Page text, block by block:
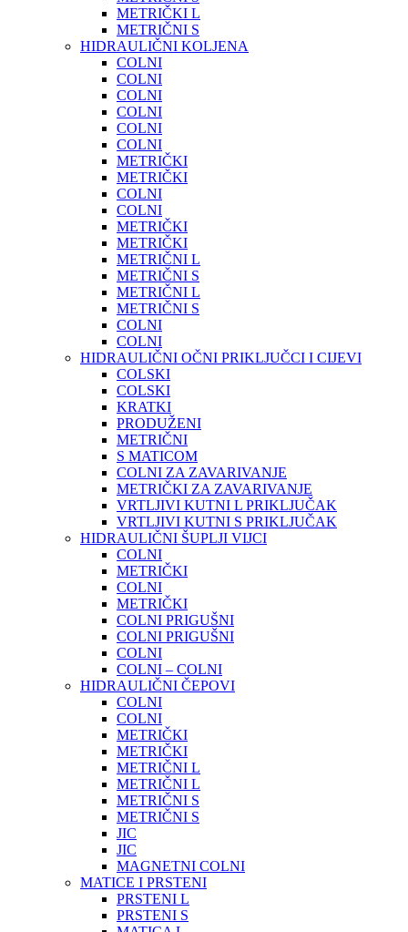
METRIČKI L
METRIČNI S
HIDRAULIČNI KOLJENA
COLNI
COLNI
COLNI
COLNI
COLNI
COLNI
METRIČKI
METRIČKI
COLNI
COLNI
METRIČKI
METRIČKI
METRIČNI L
METRIČNI S
METRIČNI L
METRIČNI S
COLNI
COLNI
HIDRAULIČNI OČNI PRIKLJUČCI I CIJEVI
COLSKI
COLSKI
KRATKI
PRODUŽENI
METRIČNI
S MATICOM
COLNI ZA ZAVARIVANJE
METRIČKI ZA ZAVARIVANJE
VRTLJIVI KUTNI L PRIKLJUČAK
VRTLJIVI KUTNI S PRIKLJUČAK
HIDRAULIČNI ŠUPLJI VIJCI
COLNI
METRIČKI
COLNI
METRIČKI
COLNI PRIGUŠNI
COLNI PRIGUŠNI
COLNI
COLNI – COLNI
HIDRAULIČNI ČEPOVI
COLNI
COLNI
METRIČKI
METRIČKI
METRIČNI L
METRIČNI L
METRIČNI S
METRIČNI S
JIC
JIC
MAGNETNI COLNI
MATICE I PRSTENI
PRSTENI L
PRSTENI S